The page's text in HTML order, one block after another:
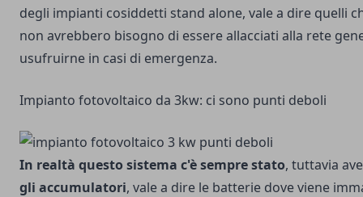
degli impianti cosiddetti stand alone, vale a dire quelli
non avrebbero bisogno di essere allacciati alla rete
usufruirne in casi di emergenza.
Impianto fotovoltaico da 3kw: ci sono punti deboli
In realtà questo sistema c'è sempre stato, tuttavia
gli accumulatori, vale a dire le batterie dove viene